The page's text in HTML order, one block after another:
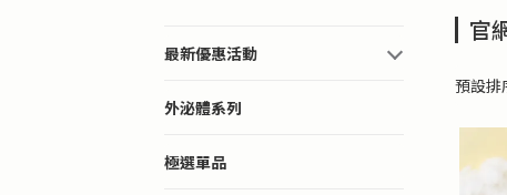
最新優惠活動
外泌體系列
極選單品
官
預設排